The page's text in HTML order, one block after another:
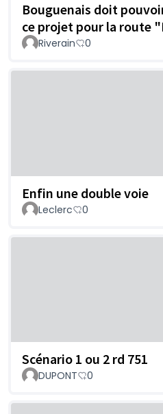
Bouguenais doit
ce projet pour la route
Riverain 0
Enfin une double voie
Leclerc 0
Scénario 1 ou 2 rd 751
DUPONT 0